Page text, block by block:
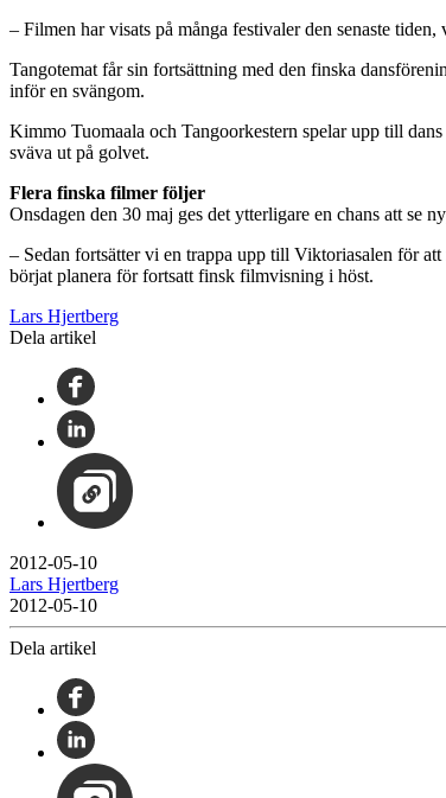
– Filmen har visats på många festivaler den senaste
Tangotemat får sin fortsättning med den finska
inför en svängom.
Kimmo Tuomaala och Tangoorkestern spelar upp till
sväva ut på golvet.
Flera finska filmer följer
Onsdagen den 30 maj ges det ytterligare en chans att
– Sedan fortsätter vi en trappa upp till Viktoriasalen för
börjat planera för fortsatt finsk filmvisning i höst.
Lars Hjertberg
Dela artikel
2012-05-10
Lars Hjertberg
2012-05-10
Dela artikel